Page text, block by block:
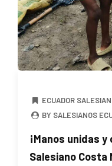
ECUADOR
BY SALESIANOS
¡Manos unidas
Salesiano Costa